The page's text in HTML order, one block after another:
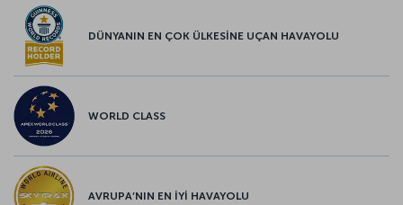
DÜNYANIN EN ÇOK ÜLKESİNE UÇAN HAVAYOLU
WORLD CLASS
AVRUPA’NIN EN İYİ HAVAYOLU